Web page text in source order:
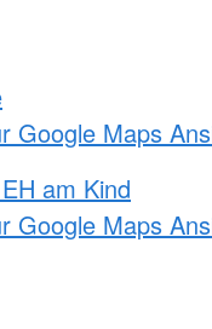
Google Maps
am Kind
Google Maps